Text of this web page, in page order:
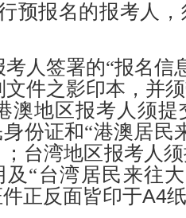
预报名的报考人
考人签署的“报名信
文件之影印本，并
澳地区报考人须
份证和“港澳居民
；台湾地区报考人
及 “台湾居民来往
正反面皆印于A4